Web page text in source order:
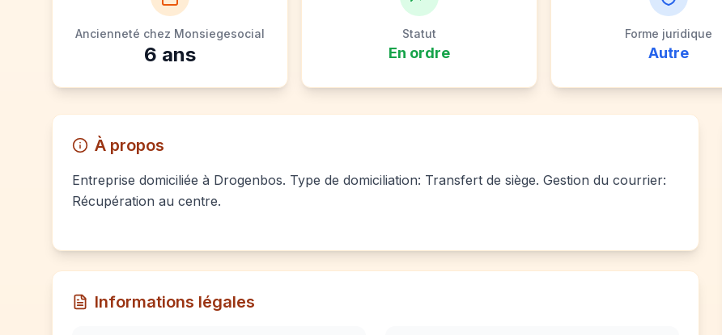
Ancienneté chez Monsiegesocial
6 ans
Statut
En ordre
Forme juridique
Autre
À propos
Entreprise domiciliée à Drogenbos. Type de domiciliation: Transfert de siège. Gestion du courrier:
Récupération au centre.
Informations légales